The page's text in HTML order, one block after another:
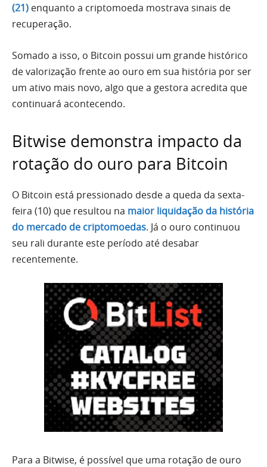
(21) enquanto a criptomoeda mostrava sinais de
recuperação.
Somado a isso, o Bitcoin possui um grande histórico
de valorização frente ao ouro em sua história por ser
um ativo mais novo, algo que a gestora acredita que
continuará acontecendo.
Bitwise demonstra impacto da
rotação do ouro para Bitcoin
O Bitcoin está pressionado desde a queda da sexta-
feira (10) que resultou na maior liquidação da história
do mercado de criptomoedas. Já o ouro continuou
seu rali durante este período até desabar
recentemente.
Para a Bitwise, é possível que uma rotação de ouro